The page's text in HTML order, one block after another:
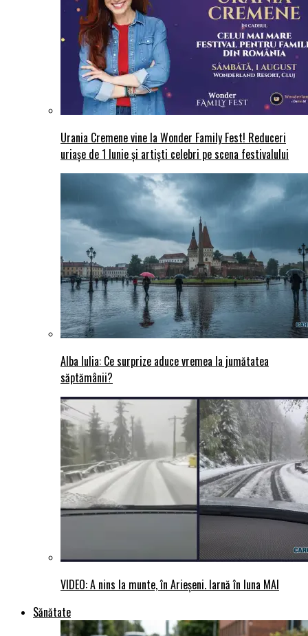
Urania Cremene vine la Wonder Family Fest! Reduceri
uriașe de 1 Iunie și artiști celebri pe scena festivalului
Alba Iulia: Ce surprize aduce vremea la jumătatea
săptămânii?
VIDEO: A nins la munte, în Arieșeni. Iarnă în luna MAI
Sănătate